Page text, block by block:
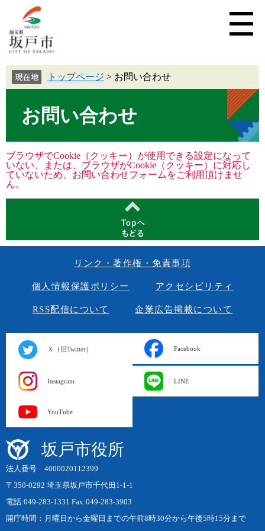
トップページ > お問い合わせ
お問い合わせ
ブラウザでCookie（クッキー）が使用できる設定になって
いない、または、ブラウザがCookie（クッキー）に対応し
ていないため、お問い合わせフォームをご利用頂けませ
ん。
リンク・著作権・免責事項
個人情報保護ポリシー アクセシビリティ
RSS配信について 企業広告掲載について
Ｘ（旧Twitter） Facebook
Instagram LINE
YouTube
坂戸市役所
法人番号 4000020112399
〒350-0292 埼玉県坂戸市千代田1-1-1
電話:049-283-1331 Fax:049-283-3903
開庁時間：月曜日から金曜日までの午前8時30分から午後5時15分まで